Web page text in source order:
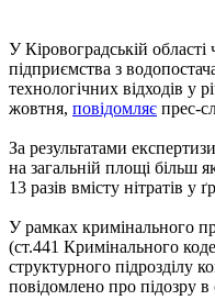
У Кіровоградській
підприємства з
технологічних відходів у
жовтня, повідомляє прес-
За результатами
на загальній площі більш
13 разів вмісту нітратів у
У рамках кримінального
(ст.441 Кримінального
структурного підрозділу
повідомлено про підозру